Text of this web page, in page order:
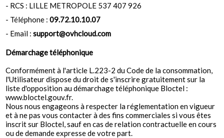
- RCS : LILLE METROPOLE 537 407 926
- Téléphone :09.72.10.10.07
- Email :support@ovhcloud.com
Démarchage téléphonique
Conformément à l'article L.223-2 du Code de la consommation,
l'Utilisateur dispose du droit de s'inscrire gratuitement sur la
liste d'opposition au démarchage téléphonique Bloctel :
www.bloctel.gouv.fr.
Nous nous engageons à respecter la réglementation en vigueur
et à ne pas vous contacter à des fins commerciales si vous êtes
inscrit sur Bloctel, sauf en cas de relation contractuelle en cours
ou de demande expresse de votre part.